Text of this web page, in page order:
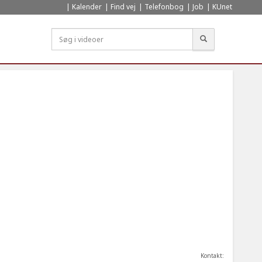
Kalender Find vej Telefonbog Job KUnet
Kontakt: